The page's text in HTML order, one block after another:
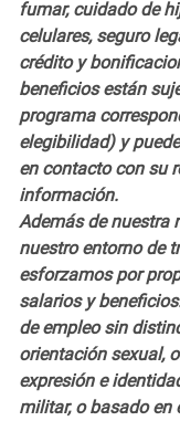
fumar, cuidado de
celulares, seguro
crédito y
beneficios están
programa
elegibilidad) y
en contacto con su
información.
Además de nuestra
nuestro entorno de
esforzamos por
salarios y
de empleo sin
orientación sexual,
expresión e
militar, o basado en